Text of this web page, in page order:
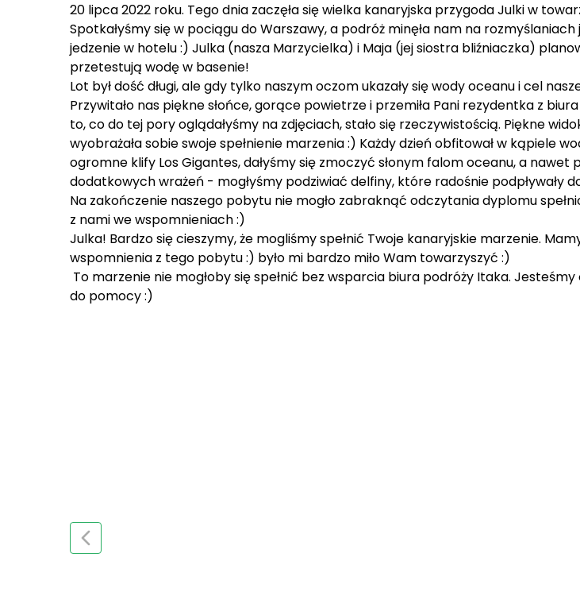
20 lipca 2022 roku. Tego dnia zaczęła się wielka kanaryjska przygoda Julki w
Spotkałyśmy się w pociągu do Warszawy, a podróż minęła nam na
jedzenie w hotelu :) Julka (nasza Marzycielka) i Maja (jej siostra bliźniaczka)
przetestują wodę w basenie!
Lot był dość długi, ale gdy tylko naszym oczom ukazały się wody oceanu i cel
Przywitało nas piękne słońce, gorące powietrze i przemiła Pani rezydentka z
to, co do tej pory oglądałyśmy na zdjęciach, stało się rzeczywistością. Piękne
wyobrażała sobie swoje spełnienie marzenia :) Każdy dzień obfitował w kąpiele
ogromne klify Los Gigantes, dałyśmy się zmoczyć słonym falom oceanu, a
dodatkowych wrażeń - mogłyśmy podziwiać delfiny, które radośnie podpływały
Na zakończenie naszego pobytu nie mogło zabraknąć odczytania dyplomu
z nami we wspomnieniach :)
Julka! Bardzo się cieszymy, że mogliśmy spełnić Twoje kanaryjskie marzenie.
wspomnienia z tego pobytu :) było mi bardzo miło Wam towarzyszyć :)
To marzenie nie mogłoby się spełnić bez wsparcia biura podróży Itaka.
do pomocy :)